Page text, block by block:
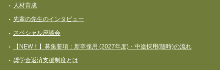
人材育成
先輩の先生のインタビュー
スペシャル座談会
【NEW！】募集要項：新卒採用 (2027年度)・中途採用(随時)の流れ
奨学⾦返済⽀援制度とは